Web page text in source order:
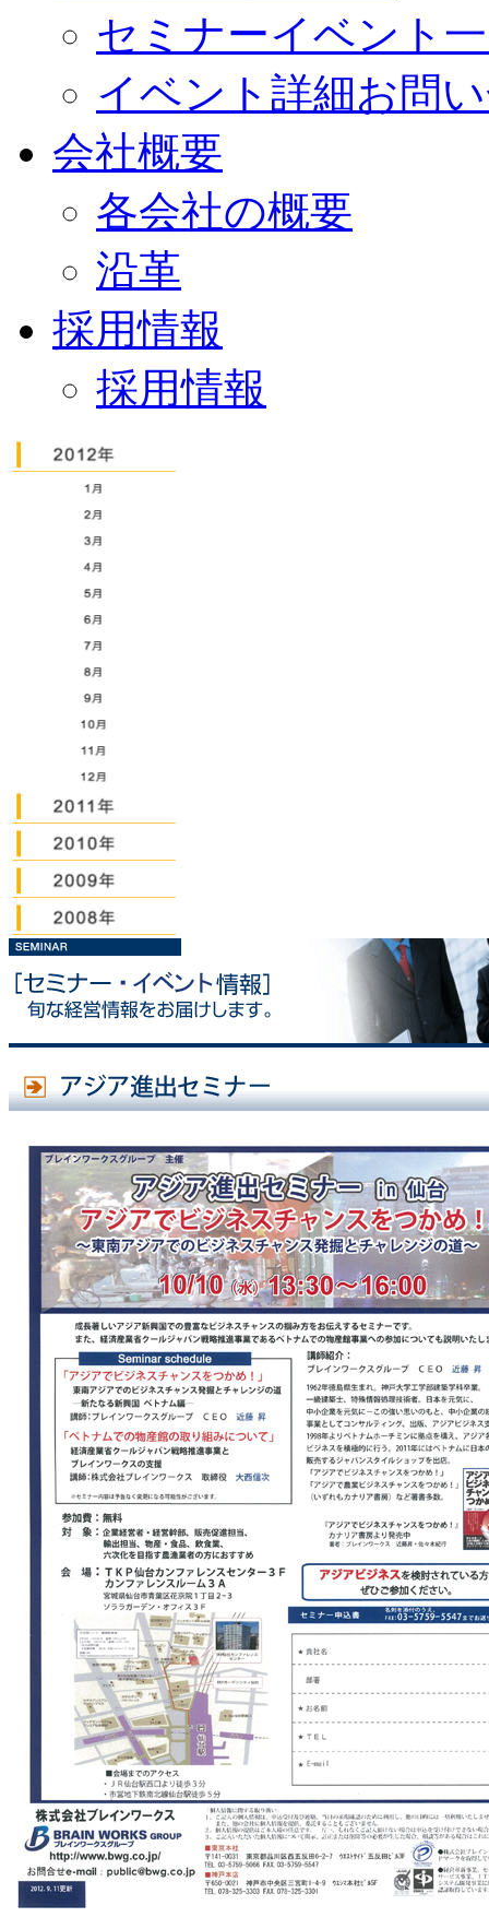
セミナーイベント
イベント詳細お問
会社概要
各会社の概要
沿革
採用情報
採用情報